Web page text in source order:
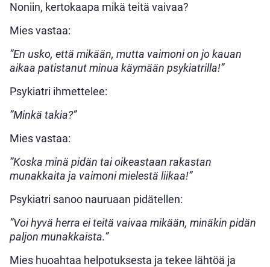
Noniin, kertokaapa mikä teitä vaivaa?
Mies vastaa:
”En usko, että mikään, mutta vaimoni on jo kauan
aikaa patistanut minua käymään psykiatrilla!”
Psykiatri ihmettelee:
”Minkä takia?”
Mies vastaa:
”Koska minä pidän tai oikeastaan rakastan
munakkaita ja vaimoni mielestä liikaa!”
Psykiatri sanoo nauruaan pidätellen:
”Voi hyvä herra ei teitä vaivaa mikään, minäkin pidän
paljon munakkaista.”
Mies huoahtaa helpotuksesta ja tekee lähtöä ja